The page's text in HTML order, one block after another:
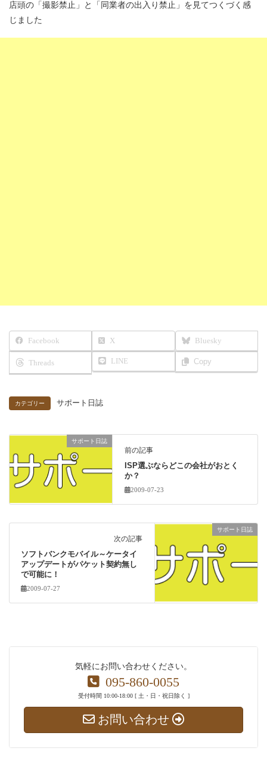
店頭の「撮影禁止」と「同業者の出入り禁止」を見てつくづく感
じました
Facebook X Bluesky
Threads LINE Copy
カテゴリー サポート日誌
サポート日誌
前の記事
ISP選ぶならどこの会社がおとく
か？
2009-07-23
サポート日誌
次の記事
ソフトバンクモバイル～ケータイ
アップデートがパケット契約無し
で可能に！
2009-07-27
気軽にお問い合わせください。
095-860-0055
受付時間 10:00-18:00 [ 土・日・祝日除く ]
お問い合わせ